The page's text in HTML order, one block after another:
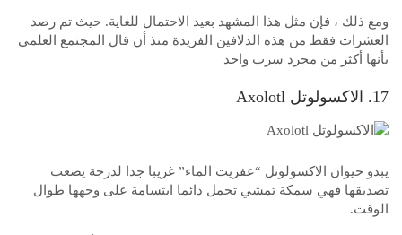
ومع ذلك ، فإن مثل هذا المشهد بعيد الاحتمال للغاية. حيث تم رصد
العشرات فقط من هذه الدلافين الفريدة منذ أن قال المجتمع العلمي
بأنها أكثر من مجرد سرب واحد
17. الاكسولوتل Axolotl
يبدو حيوان الاكسولوتل “عفريت الماء” غريبا جدا لدرجة يصعب
تصديقها فهي سمكة تمشي تحمل دائما ابتسامة على وجهها طوال
الوقت.